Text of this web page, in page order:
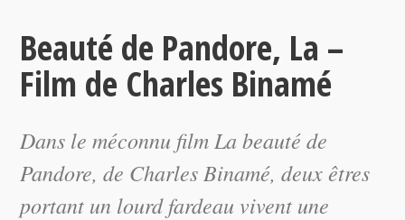
Beauté de Pandore, La –
Film de Charles Binamé
Dans le méconnu film La beauté de
Pandore, de Charles Binamé, deux êtres
portant un lourd fardeau vivent une